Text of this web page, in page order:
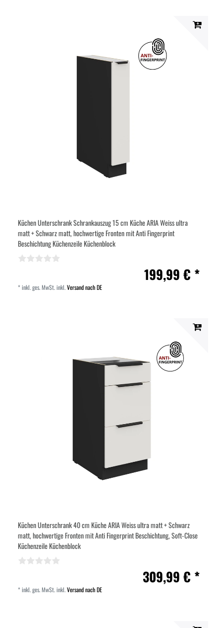
Küchen Unterschrank Schrankauszug 15 cm Küche ARIA Weiss ultra
matt + Schwarz matt, hochwertige Fronten mit Anti Fingerprint
Beschichtung Küchenzeile Küchenblock
199,99 € *
*inkl. ges. MwSt.inkl.Versand nach DE
Küchen Unterschrank 40 cm Küche ARIA Weiss ultra matt + Schwarz
matt, hochwertige Fronten mit Anti Fingerprint Beschichtung, Soft-Close
Küchenzeile Küchenblock
309,99 € *
*inkl. ges. MwSt.inkl.Versand nach DE